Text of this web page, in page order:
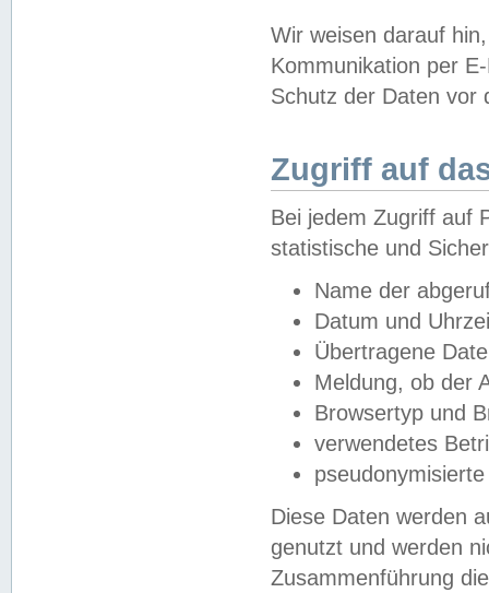
Wir weisen darauf
Kommunikation per
Schutz der Daten vor
Zugriff auf
Bei jedem Zugriff auf
statistische und
Name der
Datum und
Übertragene
Meldung, ob der
Browsertyp und
verwendetes
Diese Daten werden
genutzt und werden
Zusammenführung